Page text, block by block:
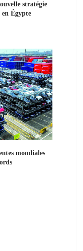
stratégie
Égypte
mondiales